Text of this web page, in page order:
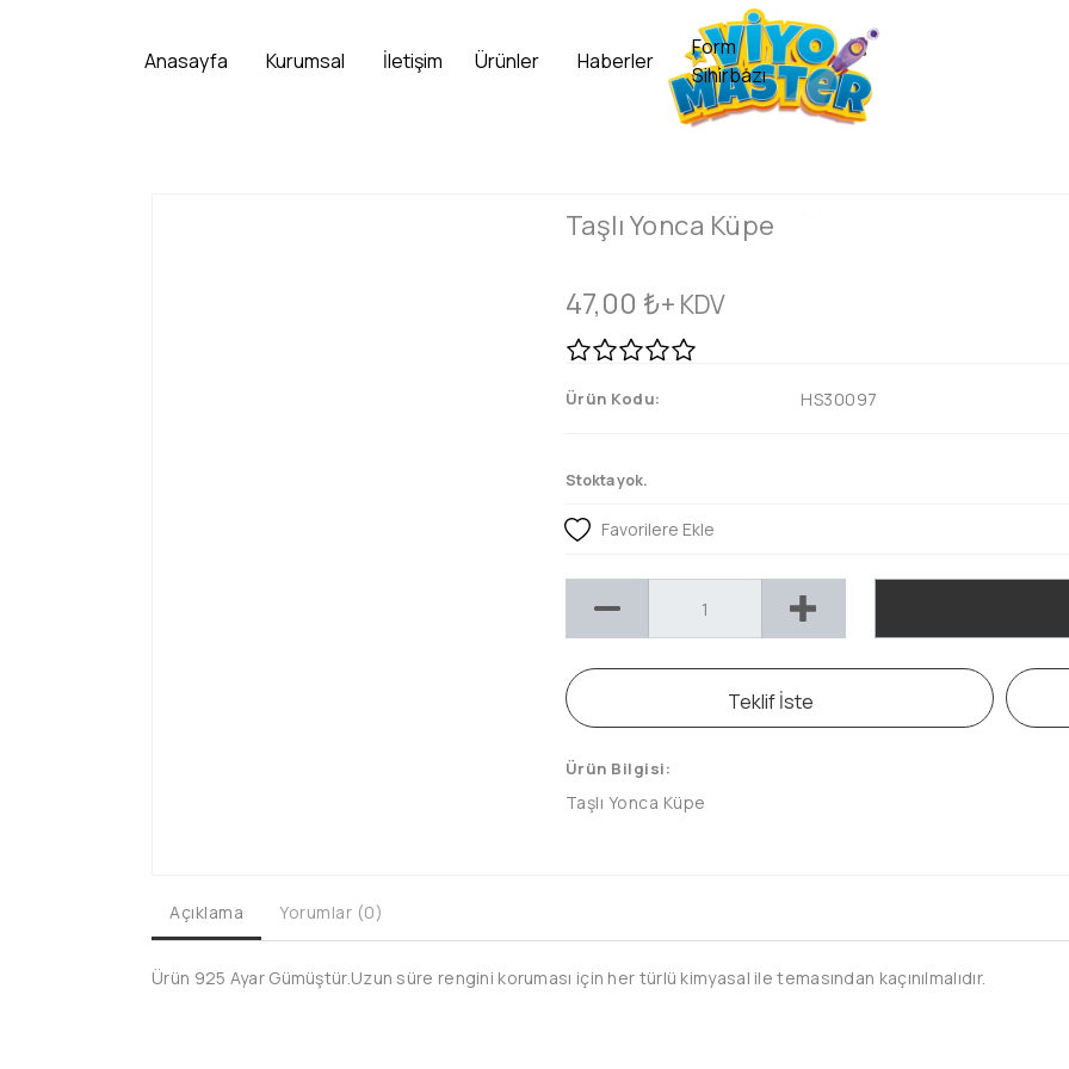
Taşlı Yonca Küpe
47,00 ₺+ KDV
Ürün Kodu: HS30097
Stokta yok.
Favorilere Ekle
Teklif İste
Ürün Bilgisi:
Taşlı Yonca Küpe
Açıklama Yorumlar (0)
Ürün 925 Ayar Gümüştür.Uzun süre rengini koruması için her türlü kimyasal ile temasından kaçınılmalıdır.
Anasayfa Kurumsal İletişim Ürünler Haberler
Form
Sihirbazı